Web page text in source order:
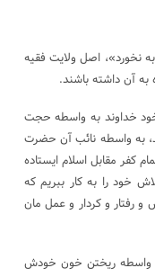
نخورد»، اصل ولایت فقیه
آن داشته باشند.
خداوند به واسطه حجت
به واسطه نائب آن حضرت
کفر مقابل اسلام ایستاده
خود را به کار ببریم که
رفتار و کردار و عمل مان
واسطه ریختن خون خودش